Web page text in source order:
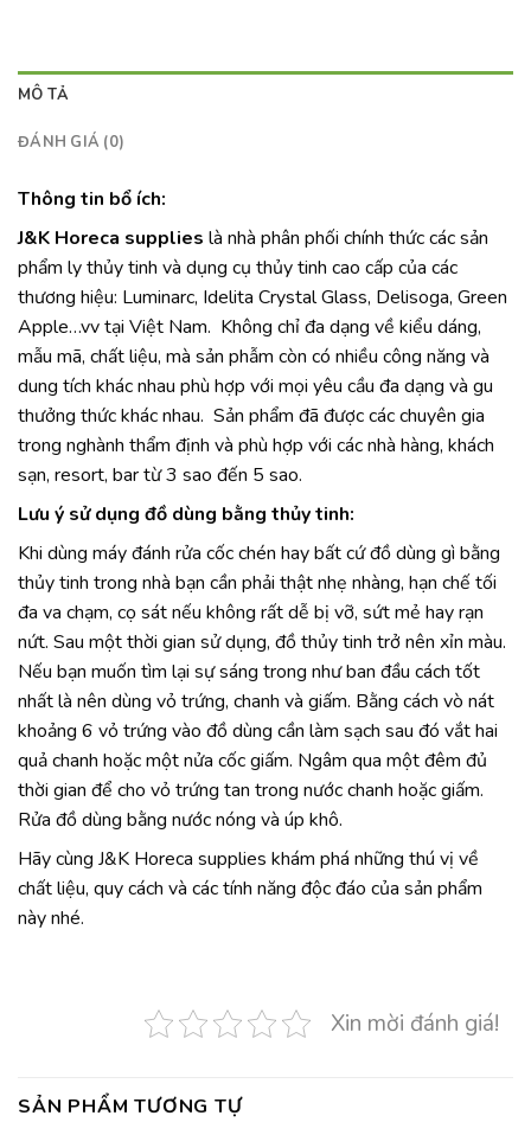
MÔ TẢ
ĐÁNH GIÁ (0)
Thông tin bổ ích:
J&K Horeca supplies là nhà phân phối chính thức các sản
phẩm ly thủy tinh và dụng cụ thủy tinh cao cấp của các
thương hiệu: Luminarc, Idelita Crystal Glass, Delisoga, Green
Apple…vv tại Việt Nam. Không chỉ đa dạng về kiểu dáng,
mẫu mã, chất liệu, mà sản phẫm còn có nhiều công năng và
dung tích khác nhau phù hợp với mọi yêu cầu đa dạng và gu
thưởng thức khác nhau. Sản phẩm đã được các chuyên gia
trong nghành thẩm định và phù hợp với các nhà hàng, khách
sạn, resort, bar từ 3 sao đến 5 sao.
Lưu ý sử dụng đồ dùng bằng thủy tinh:
Khi dùng máy đánh rửa cốc chén hay bất cứ đồ dùng gì bằng
thủy tinh trong nhà bạn cần phải thật nhẹ nhàng, hạn chế tối
đa va chạm, cọ sát nếu không rất dễ bị vỡ, sứt mẻ hay rạn
nứt. Sau một thời gian sử dụng, đồ thủy tinh trở nên xỉn màu.
Nếu bạn muốn tìm lại sự sáng trong như ban đầu cách tốt
nhất là nên dùng vỏ trứng, chanh và giấm. Bằng cách vò nát
khoảng 6 vỏ trứng vào đồ dùng cần làm sạch sau đó vắt hai
quả chanh hoặc một nửa cốc giấm. Ngâm qua một đêm đủ
thời gian để cho vỏ trứng tan trong nước chanh hoặc giấm.
Rửa đồ dùng bằng nước nóng và úp khô.
Hãy cùng J&K Horeca supplies khám phá những thú vị về
chất liệu, quy cách và các tính năng độc đáo của sản phẩm
này nhé.
Xin mời đánh giá!
SẢN PHẨM TƯƠNG TỰ